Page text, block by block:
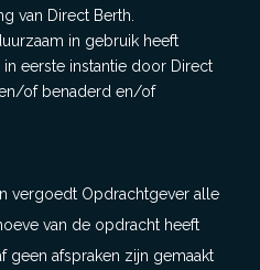
van Direct Berth.
in gebruik heeft
eerste instantie door Direct
of benaderd en/of
vergoedt Opdrachtgever alle
van de opdracht heeft
geen afspraken zijn gemaakt